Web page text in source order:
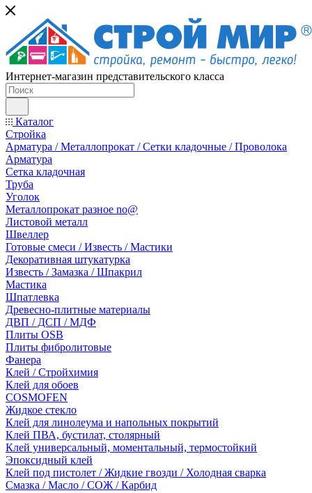
Интернет-магазин представительского класса
Каталог
Стройка
Арматура / Металлопрокат / Сетки кладочные / Проволока
Арматура
Сетка кладочная
Труба
Уголок
Металлопрокат разное no@
Листовой металл
Швеллер
Готовые смеси / Известь / Мастики
Декоративная штукатурка
Известь / Замазка / Шпакрил
Мастика
Шпатлевка
Древесно-плитные материалы
ДВП / ДСП / МДФ
Плиты OSB
Плиты фибролитовые
Фанера
Клей / Стройхимия
Клей для обоев
COSMOFEN
Жидкое стекло
Клей для линолеума и напольных покрытий
Клей ПВА, бустилат, столярный
Клей универсальный, моментальный, термостойкий
Эпоксидный клей
Клей под пистолет / Жидкие гвозди / Холодная сварка
Смазка / Масло / СОЖ / Карбид